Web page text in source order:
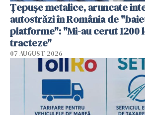
Țepușe metalice, aruncate
autostrăzi în România de
platforme": "Mi-au cerut 1200
tracteze"
07 AUGUST 2026